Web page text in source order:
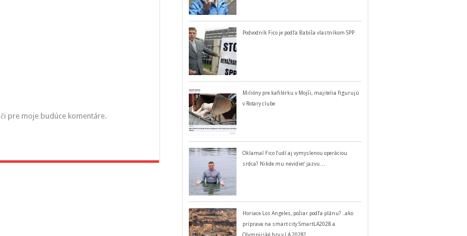
pre moje budúce komentáre.
Podvodník Fico je podľa Babiša vlastníkom SPP
Milióny pre kafilérku v Mojši, majitelia figurujú
v Rotary clube
Oklamal Fico ľudí aj vymyslenou operáciou
srdca? Nikde mu nevidieť jazvu…
Horiace Los Angeles, požiar podľa plánu? ..ako
príprava na smart city SmartLA2028 a